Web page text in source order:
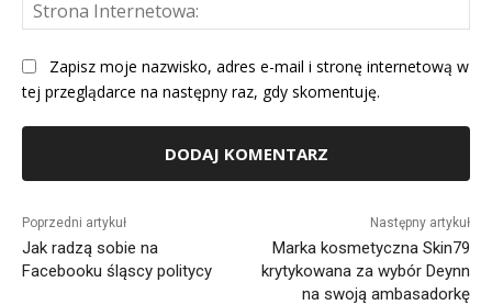
Zapisz moje nazwisko, adres e-mail i stronę internetową w
tej przeglądarce na następny raz, gdy skomentuję.
Poprzedni artykuł
Jak radzą sobie na
Facebooku śląscy politycy
Następny artykuł
Marka kosmetyczna Skin79
krytykowana za wybór Deynn
na swoją ambasadorkę